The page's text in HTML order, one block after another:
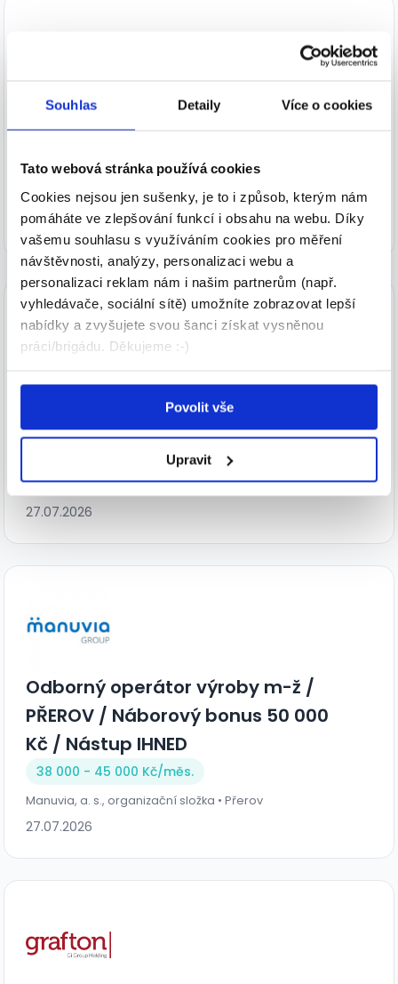
Souhlas Detaily Více o cookies
Tato webová stránka používá cookies
Cookies nejsou jen sušenky, je to i způsob, kterým nám
pomáháte ve zlepšování funkcí i obsahu na webu. Díky
vašemu souhlasu s využíváním cookies pro měření
návštěvnosti, analýzy, personalizaci webu a
personalizaci reklam nám i našim partnerům (např.
vyhledávače, sociální sítě) umožníte zobrazovat lepší
nabídky a zvyšujete svou šanci získat vysněnou
práci/brigádu. Děkujeme :-)
Povolit vše
Upravit
Směnový mistr/mistryně výroby | 2
60 000 - 65 000 Kč/měs.
EMONA KRONI s.r.o. • Stod
27.07.2026
Operátor výroby pouze 1 SMĚNA -
Ostrov u Stříbra
měs.
Grafton Recruitment s.r.o. • Stříbro
27.07.2026
Odborný operátor výroby m-ž /
PŘEROV / Náborový bonus 50 000
Kč / Nástup IHNED
38 000 - 45 000 Kč/měs.
Manuvia, a. s., organizační složka • Přerov
27.07.2026